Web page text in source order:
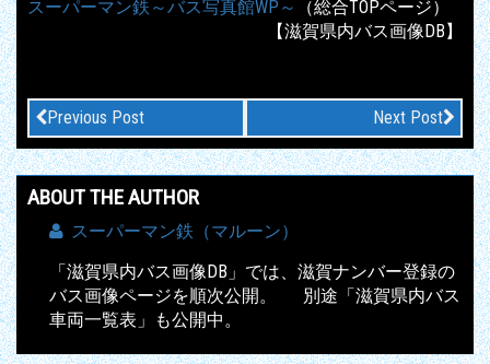
スーパーマン鉄～バス写真館WP～
（総合TOPページ）
【滋賀県内バス画像DB】
Previous Post Next Post
ABOUT THE AUTHOR
スーパーマン鉄（マルーン）
「滋賀県内バス画像DB」では、滋賀ナンバー登録の
バス画像ページを順次公開。 別途「滋賀県内バス
車両一覧表」も公開中。